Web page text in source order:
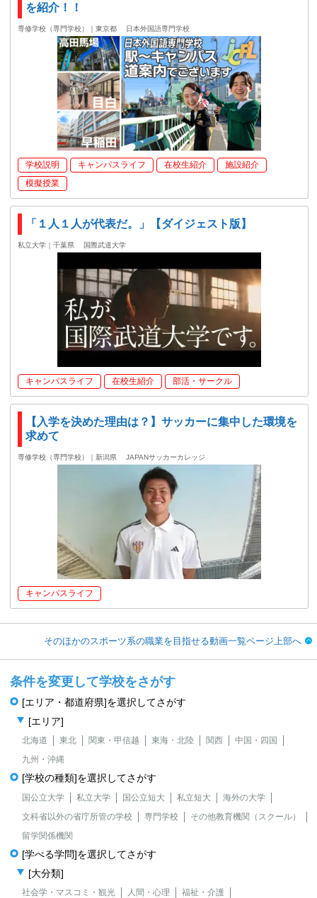
を紹介！！
専修学校（専門学校）｜東京都 日本外国語専門学校
学校説明 キャンパスライフ 在校生紹介
施設紹介
模擬授業
「１人１人が代表だ。」【ダイジェスト版】
私立大学｜千葉県 国際武道大学
キャンパスライフ 在校生紹介 部活・サークル
【入学を決めた理由は？】サッカーに集中した環境を
求めて
専修学校（専門学校）｜新潟県 JAPANサッカーカレッジ
キャンパスライフ
そのほかのスポーツ系の職業を目指せる動画一覧ページ上部へ
条件を変更して学校をさがす
[エリア・都道府県]を選択してさがす
[エリア]
北海道 東北 関東・甲信越 東海・北陸 関西
中国・四国
九州・沖縄
[学校の種類]を選択してさがす
国公立大学 私立大学 国公立短大 私立短大
海外の大学
文科省以外の省庁所管の学校
専門学校
その他教育機関（スクール）
留学関係機関
[学べる学問]を選択してさがす
[大分類]
社会学・マスコミ・観光 人間・心理
福祉・介護